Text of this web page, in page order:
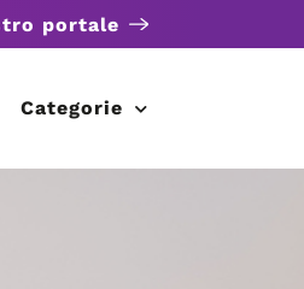
portale
Categorie